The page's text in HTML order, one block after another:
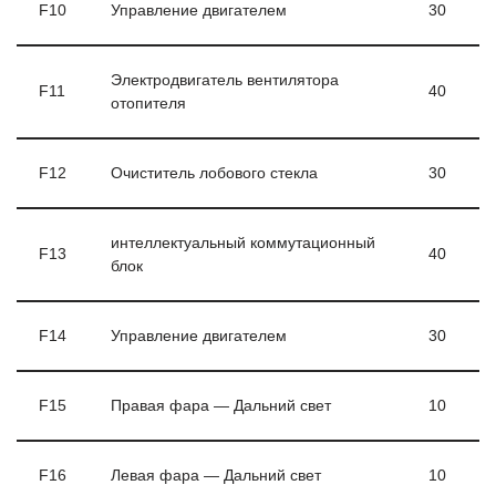
F10 Управление двигателем 30
F11
Электродвигатель вентилятора
отопителя
40
F12 Очиститель лобового стекла 30
F13
интеллектуальный коммутационный
блок
40
F14 Управление двигателем 30
F15 Правая фара — Дальний свет 10
F16 Левая фара — Дальний свет 10